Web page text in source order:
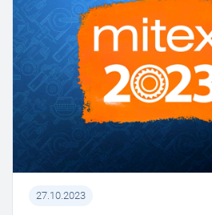
27.10.2023